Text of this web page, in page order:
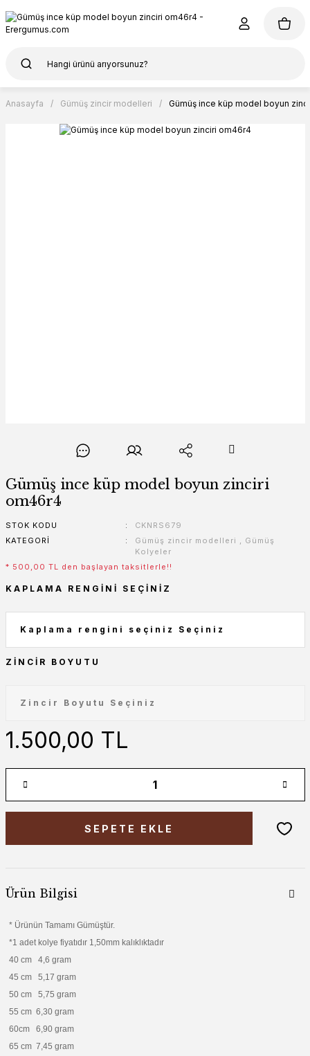
Anasayfa Gümüş zincir modelleri Gümüş ince küp model boyun
Gümüş ince küp model boyun zinciri
om46r4
STOK KODU
CKNRS679
KATEGORI
Gümüş zincir modelleri , Gümüş
Kolyeler
* 500,00 TL den başlayan taksitlerle!!
KAPLAMA RENGINI SEÇINIZ
ZINCIR BOYUTU
1.500,00 TL
SEPETE EKLE
Ürün Bilgisi
* Ürünün Tamamı Gümüştür.
*1 adet kolye fiyatıdır 1,50mm kalıklıktadır
40 cm 4,6 gram
45 cm 5,17 gram
50 cm 5,75 gram
55 cm 6,30 gram
60cm 6,90 gram
65 cm 7,45 gram